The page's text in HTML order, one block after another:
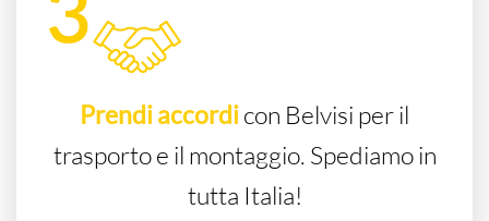
Prendi accordicon Belvisi per il
trasporto e il montaggio. Spediamo in
tutta Italia!